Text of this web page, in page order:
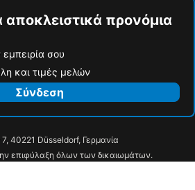
αποκλειστικά προνόμια
σου
και τιμές μελών
Σύνδεση
40221 Düsseldorf, Γερμανία
επιφύλαξη όλων των δικαιωμάτων.